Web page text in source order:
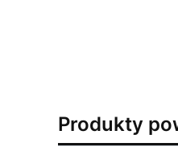
Produkty